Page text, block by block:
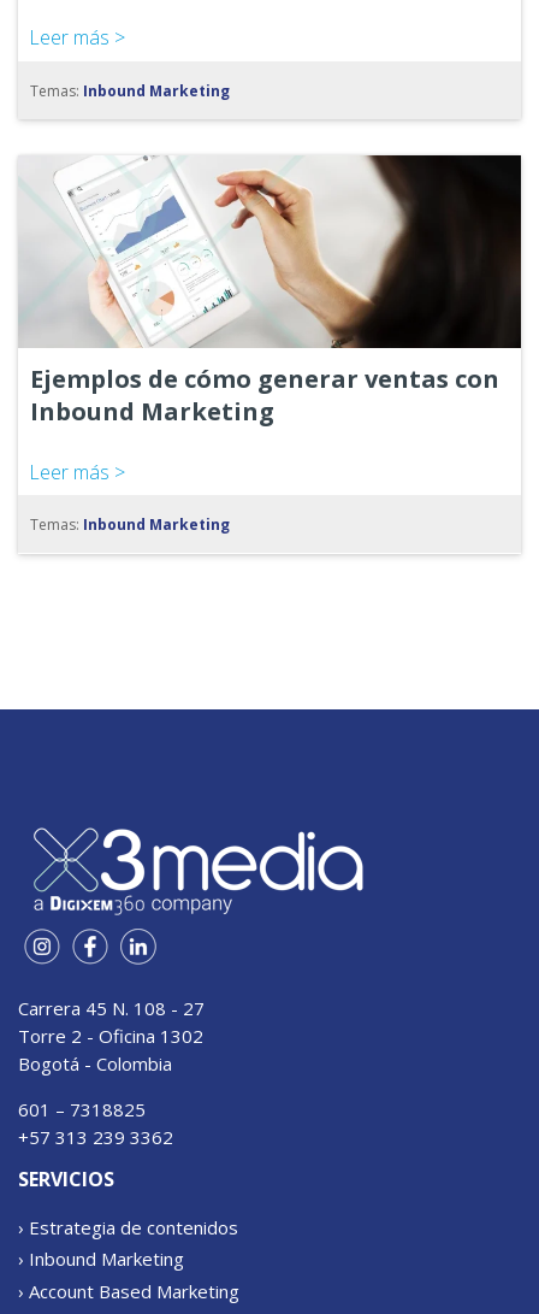
Leer más >
Temas: Inbound Marketing
Ejemplos de cómo generar ventas con
Inbound Marketing
Leer más >
Temas: Inbound Marketing
Carrera 45 N. 108 - 27
Torre 2 - Oficina 1302
Bogotá - Colombia
601 – 7318825
+57 313 239 3362
SERVICIOS
› Estrategia de contenidos
› Inbound Marketing
› Account Based Marketing